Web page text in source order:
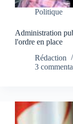
Politique
Administration
l'ordre en place
Rédaction
3